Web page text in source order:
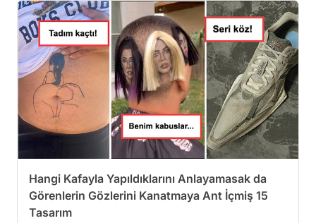
Hangi Kafayla Yapıldıklarını Anlayamasak da
Görenlerin Gözlerini Kanatmaya Ant İçmiş 15
Tasarım